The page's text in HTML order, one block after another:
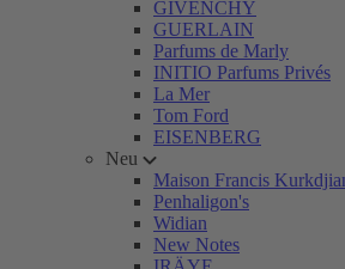
GIVENCHY
GUERLAIN
Parfums de Marly
INITIO Parfums Privés
La Mer
Tom Ford
EISENBERG
Neu
Maison Francis
Penhaligon's
Widian
New Notes